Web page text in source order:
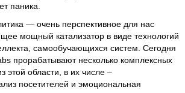
паника.
— очень перспективное для нас
мощный катализатор в виде технологий
самообучающихся систем. Сегодня
прорабатывают несколько комплексных
этой области, в их числе –
посетителей и эмоциональная